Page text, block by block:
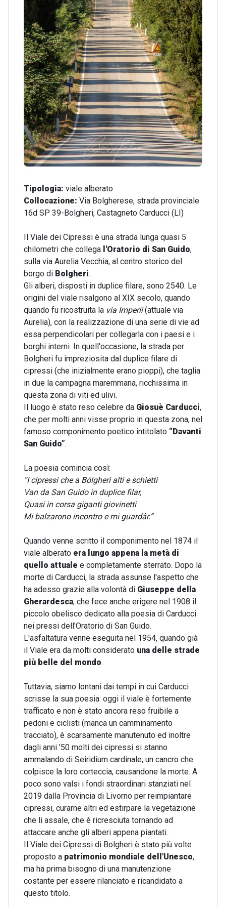
Tipologia: viale alberato
Collocazione: Via Bolgherese, strada provinciale
16d SP 39-Bolgheri, Castagneto Carducci (LI)
Il Viale dei Cipressi è una strada lunga quasi 5
chilometri che collega l'Oratorio di San Guido,
sulla via Aurelia Vecchia, al centro storico del
borgo di Bolgheri.
Gli alberi, disposti in duplice filare, sono 2540. Le
origini del viale risalgono al XIX secolo, quando
quando fu ricostruita la via Imperii(attuale via
Aurelia), con la realizzazione di una serie di vie ad
essa perpendicolari per collegarla con i paesi e i
borghi interni. In quell'occasione, la strada per
Bolgheri fu impreziosita dal duplice filare di
cipressi (che inizialmente erano pioppi), che taglia
in due la campagna maremmana, ricchissima in
questa zona di viti ed ulivi.
Il luogo è stato reso celebre da Giosuè Carducci,
che per molti anni visse proprio in questa zona, nel
famoso componimento poetico intitolato “Davanti
San Guido”.
La poesia comincia così:
“I cipressi che a Bólgheri alti e schietti
Van da San Guido in duplice filar,
Quasi in corsa giganti giovinetti
Mi balzarono incontro e mi guardâr.”
Quando venne scritto il componimento nel 1874 il
viale alberato era lungo appena la metà di
quello attuale e completamente sterrato. Dopo la
morte di Carducci, la strada assunse l'aspetto che
ha adesso grazie alla volontà di Giuseppe della
Gherardesca, che fece anche erigere nel 1908 il
piccolo obelisco dedicato alla poesia di Carducci
nei pressi dell'Oratorio di San Guido.
L'asfaltatura venne eseguita nel 1954, quando già
il Viale era da molti considerato una delle strade
più belle del mondo.
Tuttavia, siamo lontani dai tempi in cui Carducci
scrisse la sua poesia: oggi il viale è fortemente
trafficato e non è stato ancora reso fruibile a
pedoni e ciclisti (manca un camminamento
tracciato), è scarsamente manutenuto ed inoltre
dagli anni '50 molti dei cipressi si stanno
ammalando di Seiridium cardinale, un cancro che
colpisce la loro corteccia, causandone la morte. A
poco sono valsi i fondi straordinari stanziati nel
2019 dalla Provincia di Livorno per reimpiantare
cipressi, curarne altri ed estirpare la vegetazione
che li assale, che è ricresciuta tornando ad
attaccare anche gli alberi appena piantati.
Il Viale dei Cipressi di Bolgheri è stato più volte
proposto a patrimonio mondiale dell'Unesco,
ma ha prima bisogno di una manutenzione
costante per essere rilanciato e ricandidato a
questo titolo.